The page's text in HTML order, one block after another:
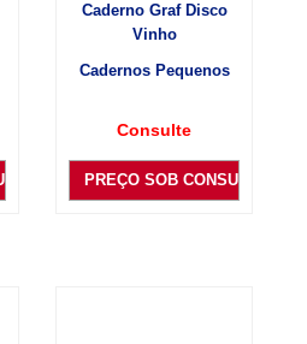
Caderno Graf Disco
Vinho
Cadernos Pequenos
Consulte
PREÇO SOB CONSULTA